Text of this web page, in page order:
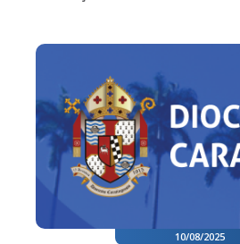
10/08/2025